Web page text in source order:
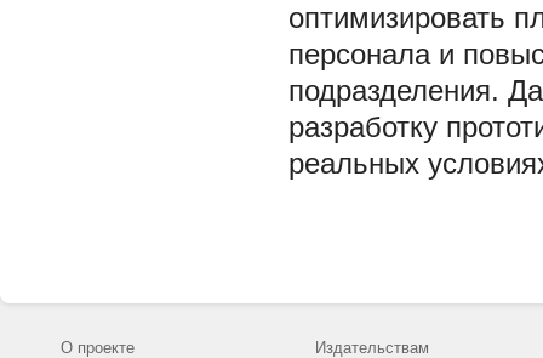
оптимизировать
персонала и
подразделения.
разработку
реальных
О проекте
Издательствам